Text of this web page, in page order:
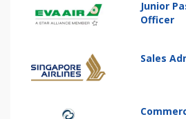
Junior
Officer
Sales